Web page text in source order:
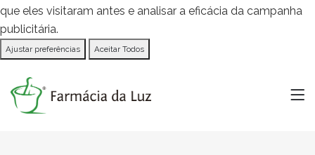
que eles visitaram antes e analisar a eficácia da campanha
publicitária.
Ajustar preferências Aceitar Todos